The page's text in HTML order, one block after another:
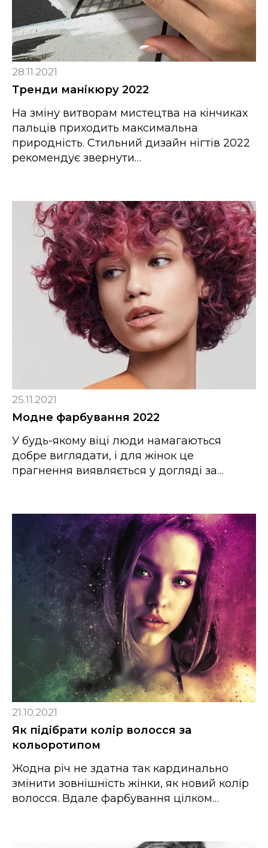
28.11.2021
Тренди манікюру 2022
На зміну витворам мистецтва на кінчиках
пальців приходить максимальна
природність. Стильний дизайн нігтів 2022
рекомендує звернути…
25.11.2021
Модне фарбування 2022
У будь-якому віці люди намагаються
добре виглядати, і для жінок це
прагнення виявляється у догляді за…
21.10.2021
Як підібрати колір волосся за
кольоротипом
Жодна річ не здатна так кардинально
змінити зовнішність жінки, як новий колір
волосся. Вдале фарбування цілком…